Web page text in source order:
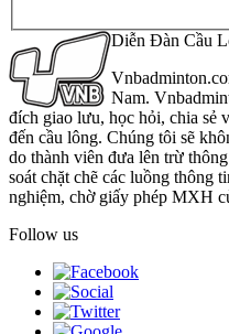
Diễn Đàn Cầu
Nam.
đích giao lưu, học hỏi, chia sẻ
đến cầu lông. Chúng tôi sẽ
do thành viên đưa lên trừ
soát chặt chẽ các luồng thông
nghiệm, chờ giấy phép MXH
Follow us